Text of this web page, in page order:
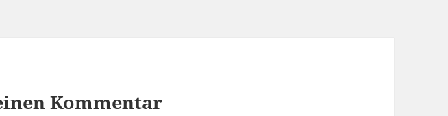
Kommentar